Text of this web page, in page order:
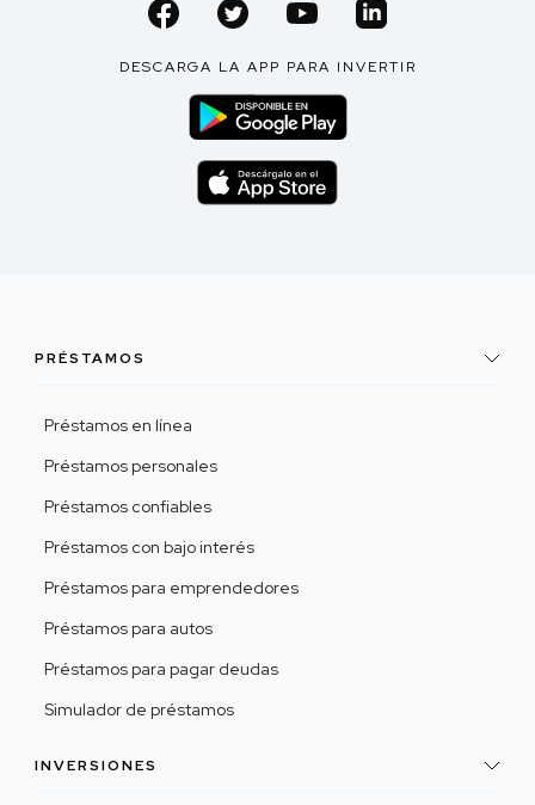
DESCARGA LA APP PARA INVERTIR
PRÉSTAMOS
Préstamos en línea
Préstamos personales
Préstamos confiables
Préstamos con bajo interés
Préstamos para emprendedores
Préstamos para autos
Préstamos para pagar deudas
Simulador de préstamos
INVERSIONES